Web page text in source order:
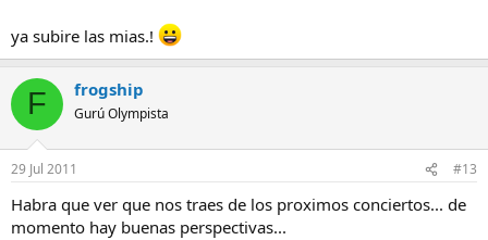
ya subire las mias.!
F frogship
Gurú Olympista
29 Jul 2011 #13
Habra que ver que nos traes de los proximos conciertos... de
momento hay buenas perspectivas...